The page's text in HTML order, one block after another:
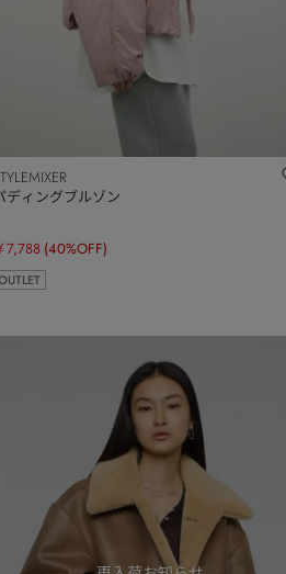
ディングブルゾン
7,788 (40%OFF)